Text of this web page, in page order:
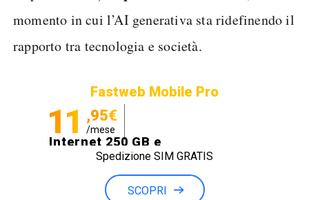
momento in cui l’AI generativa sta ridefinendo il
rapporto tra tecnologia e società.
Fastweb Mobile Pro
11 ,95€
/mese
Internet 250 GB e
Minuti illimitati
Spedizione SIM GRATIS
SCOPRI